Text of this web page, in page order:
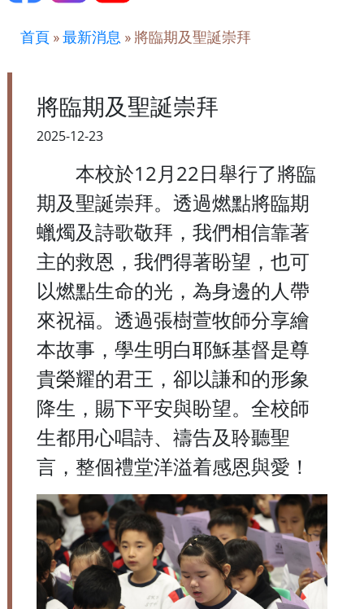
首頁 »最新消息 » 將臨期及聖誕崇拜
將臨期及聖誕崇拜
2025-12-23
本校於12月22日舉行了將臨
期及聖誕崇拜。透過燃點將臨期
蠟燭及詩歌敬拜，我們相信靠著
主的救恩，我們得著盼望，也可
以燃點生命的光，為身邊的人帶
來祝福。透過張樹萱牧師分享繪
本故事，學生明白耶穌基督是尊
貴榮耀的君王，卻以謙和的形象
降生，賜下平安與盼望。全校師
生都用心唱詩、禱告及聆聽聖
言，整個禮堂洋溢着感恩與愛！